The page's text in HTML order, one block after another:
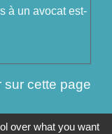
à un avocat est-
sur cette page
over what you want